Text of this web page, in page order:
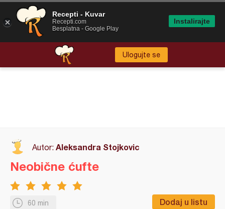
Ulogujte se
Autor: Aleksandra Stojkovic
60 min Dodaj u listu
Neobične ćufte
Recepti - Kuvar
Recepti.com
Besplatna - Google Play
Instalirajte